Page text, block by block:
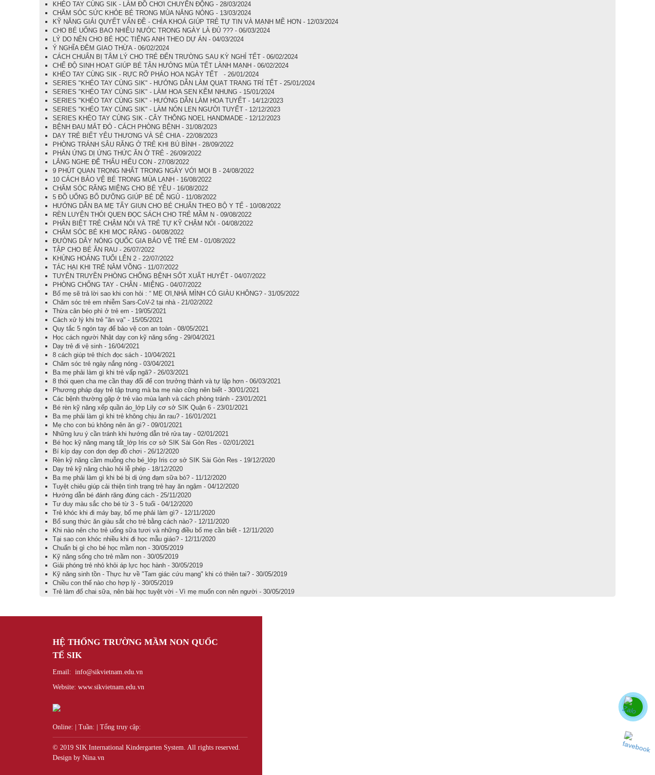
KHÉO TAY CÙNG SIK - LÀM ĐỒ CHƠI CHUYỂN ĐỘNG - 28/03/2024
CHĂM SÓC SỨC KHỎE BÉ TRONG MÙA NẮNG NÓNG - 13/03/2024
KỸ NĂNG GIẢI QUYẾT VẤN ĐỀ - CHÌA KHOÁ GIÚP TRẺ TỰ TIN VÀ MẠNH MẼ HƠN - 12/03/2024
CHO BÉ UỐNG BAO NHIÊU NƯỚC TRONG NGÀY LÀ ĐỦ ??? - 06/03/2024
LÝ DO NÊN CHO BÉ HỌC TIẾNG ANH THEO DỰ ÁN - 04/03/2024
Ý NGHĨA ĐÊM GIAO THỪA - 06/02/2024
CÁCH CHUẨN BỊ TÂM LÝ CHO TRẺ ĐẾN TRƯỜNG SAU KỲ NGHỈ TẾT - 06/02/2024
CHẾ ĐỘ SINH HOẠT GIÚP BÉ TẬN HƯỞNG MÙA TẾT LÀNH MẠNH - 06/02/2024
KHÉO TAY CÙNG SIK - RỰC RỠ PHÁO HOA NGÀY TẾT - 26/01/2024
SERIES "KHÉO TAY CÙNG SIK" - HƯỚNG DẪN LÀM QUẠT TRANG TRÍ TẾT - 25/01/2024
SERIES "KHÉO TAY CÙNG SIK" - LÀM HOA SEN KẼM NHUNG - 15/01/2024
SERIES "KHÉO TAY CÙNG SIK" - HƯỚNG DẪN LÀM HOA TUYẾT - 14/12/2023
SERIES "KHÉO TAY CÙNG SIK" - LÀM NÓN LEN NGƯỜI TUYẾT - 12/12/2023
SERIES KHÉO TAY CÙNG SIK - CÂY THÔNG NOEL HANDMADE - 12/12/2023
BỆNH ĐAU MẮT ĐỎ - CÁCH PHÒNG BỆNH - 31/08/2023
DẠY TRẺ BIẾT YÊU THƯƠNG VÀ SẺ CHIA - 22/08/2023
PHÒNG TRÁNH SÂU RĂNG Ở TRẺ KHI BÚ BÌNH - 28/09/2022
PHẢN ỨNG DỊ ỨNG THỨC ĂN Ở TRẺ - 26/09/2022
LẮNG NGHE ĐỂ THẤU HIỂU CON - 27/08/2022
9 PHÚT QUAN TRỌNG NHẤT TRONG NGÀY VỚI MỌI B - 24/08/2022
10 CÁCH BẢO VỆ BÉ TRONG MÙA LẠNH - 16/08/2022
CHĂM SÓC RĂNG MIỆNG CHO BÉ YÊU - 16/08/2022
5 ĐỒ UỐNG BỔ DƯỠNG GIÚP BÉ DỄ NGỦ - 11/08/2022
HƯỚNG DẪN BA MẸ TẨY GIUN CHO BÉ CHUẨN THEO BỘ Y TẾ - 10/08/2022
RÈN LUYỆN THÓI QUEN ĐỌC SÁCH CHO TRẺ MẦM N - 09/08/2022
PHÂN BIỆT TRẺ CHẬM NÓI VÀ TRẺ TỰ KỸ CHẬM NÓI - 04/08/2022
CHĂM SÓC BÉ KHI MỌC RĂNG - 04/08/2022
ĐƯỜNG DÂY NÓNG QUỐC GIA BẢO VỆ TRẺ EM - 01/08/2022
TẬP CHO BÉ ĂN RAU - 26/07/2022
KHỦNG HOẢNG TUỔI LÊN 2 - 22/07/2022
TÁC HẠI KHI TRẺ NẰM VÕNG - 11/07/2022
TUYÊN TRUYỀN PHÒNG CHỐNG BỆNH SỐT XUẤT HUYẾT - 04/07/2022
PHÒNG CHỐNG TAY - CHÂN - MIỆNG - 04/07/2022
Bố mẹ sẽ trả lời sao khi con hỏi : “ MẸ ƠI,NHÀ MÌNH CÓ GIÀU KHÔNG? - 31/05/2022
Chăm sóc trẻ em nhiễm Sars-CoV-2 tại nhà - 21/02/2022
Thừa cân béo phì ở trẻ em - 19/05/2021
Cách xử lý khi trẻ "ăn vạ" - 15/05/2021
Quy tắc 5 ngón tay để bảo vệ con an toàn - 08/05/2021
Học cách người Nhật dạy con kỹ năng sống - 29/04/2021
Dạy trẻ đi vệ sinh - 16/04/2021
8 cách giúp trẻ thích đọc sách - 10/04/2021
Chăm sóc trẻ ngày nắng nóng - 03/04/2021
Ba mẹ phải làm gì khi trẻ vấp ngã? - 26/03/2021
8 thói quen cha mẹ cần thay đổi để con trưởng thành và tự lập hơn - 06/03/2021
Phương pháp dạy trẻ tập trung mà ba mẹ nào cũng nên biết - 30/01/2021
Các bệnh thường gặp ở trẻ vào mùa lạnh và cách phòng tránh - 23/01/2021
Bé rèn kỹ năng xếp quần áo_lớp Lily cơ sở SIK Quận 6 - 23/01/2021
Ba mẹ phải làm gì khi trẻ không chịu ăn rau? - 16/01/2021
Mẹ cho con bú không nên ăn gì? - 09/01/2021
Những lưu ý cần tránh khi hướng dẫn trẻ rửa tay - 02/01/2021
Bé học kỹ năng mang tất_lớp Iris cơ sở SIK Sài Gòn Res - 02/01/2021
Bí kíp dạy con dọn dẹp đồ chơi - 26/12/2020
Rèn kỹ năng cầm muỗng cho bé_lớp Iris cơ sở SIK Sài Gòn Res - 19/12/2020
Dạy trẻ kỹ năng chào hỏi lễ phép - 18/12/2020
Ba mẹ phải làm gì khi bé bị dị ứng đạm sữa bò? - 11/12/2020
Tuyệt chiêu giúp cải thiện tình trạng trẻ hay ăn ngậm - 04/12/2020
Hướng dẫn bé đánh răng đúng cách - 25/11/2020
Tư duy màu sắc cho bé từ 3 - 5 tuổi - 04/12/2020
Trẻ khóc khi đi máy bay, bố mẹ phải làm gì? - 12/11/2020
Bổ sung thức ăn giàu sắt cho trẻ bằng cách nào? - 12/11/2020
Khi nào nên cho trẻ uống sữa tươi và những điều bố mẹ cần biết - 12/11/2020
Tại sao con khóc nhiều khi đi học mẫu giáo? - 12/11/2020
Chuẩn bị gì cho bé học mầm non - 30/05/2019
Kỹ năng sống cho trẻ mầm non - 30/05/2019
Giải phóng trẻ nhỏ khỏi áp lực học hành - 30/05/2019
Kỹ năng sinh tồn - Thực hư về "Tam giác cứu mạng" khi có thiên tai? - 30/05/2019
Chiều con thế nào cho hợp lý - 30/05/2019
Trẻ làm đổ chai sữa, nên bài học tuyệt vời - Vì mẹ muốn con nên người - 30/05/2019
HỆ THỐNG TRƯỜNG MẦM NON QUỐC
TẾ SIK
Email: info@sikvietnam.edu.vn
Website: www.sikvietnam.edu.vn
Online: Tuần: Tổng truy cập:
© 2019 SIK International Kindergarten System. All rights reserved.
Design by Nina.vn